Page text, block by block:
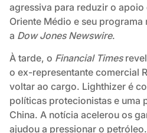
agressiva para reduzir o apoio
Oriente Médio e seu
a Dow Jones Newswire.
À tarde, o Financial Times
o ex-representante comercial
voltar ao cargo. Lighthizer é
políticas protecionistas e uma
China. A notícia acelerou os
ajudou a pressionar o petróleo.